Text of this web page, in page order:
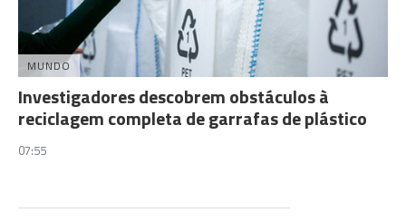
MUNDO
Investigadores descobrem obstáculos à
reciclagem completa de garrafas de plástico
07:55